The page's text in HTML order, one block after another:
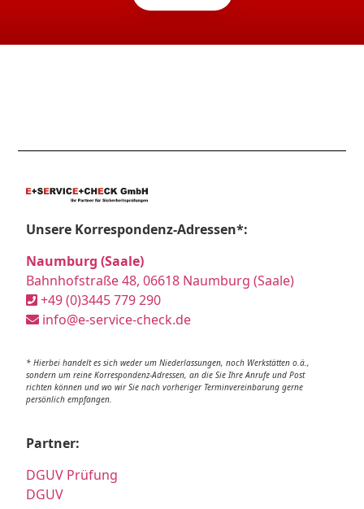
Unsere Korrespondenz-Adressen*:
Naumburg (Saale)
Bahnhofstraße 48, 06618 Naumburg (Saale)
+49 (0)3445 779 290
info@e-service-check.de
* Hierbei handelt es sich weder um Niederlassungen, noch Werkstätten o.ä.,
sondern um reine Korrespondenz-Adressen, an die Sie Ihre Anrufe und Post
richten können und wo wir Sie nach vorheriger Terminvereinbarung gerne
persönlich empfangen.
Partner:
DGUV Prüfung
DGUV